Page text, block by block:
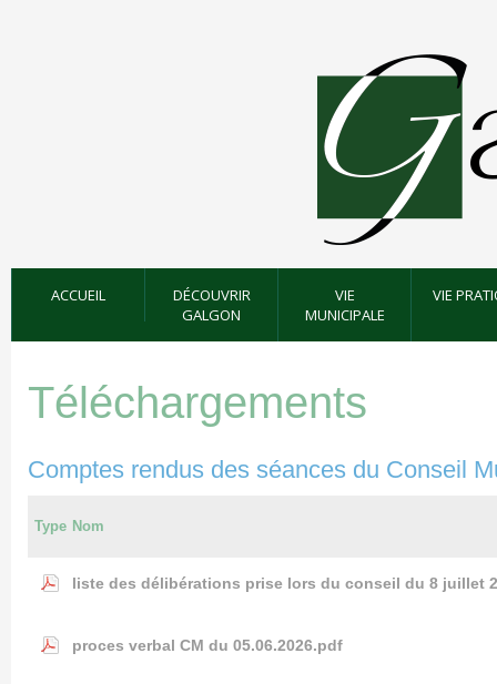
ACCUEIL
DÉCOUVRIR
GALGON
VIE
MUNICIPALE
VIE
Téléchargements
Comptes rendus des séances du Conseil
Type Nom
liste des délibérations prise lors du conseil du 8 juillet
proces verbal CM du 05.06.2026.pdf